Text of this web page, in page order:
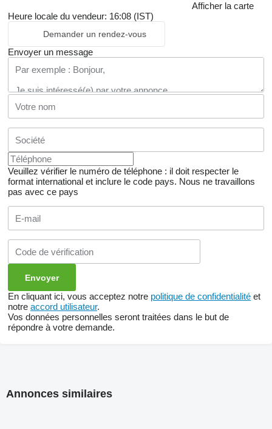
Afficher la carte
Heure locale du vendeur: 16:08 (IST)
Demander un rendez-vous
Envoyer un message
Veuillez vérifier le numéro de téléphone : il doit respecter le
format international et inclure le code pays. Nous ne travaillons
pas avec ce pays
En cliquant ici, vous acceptez notre politique de confidentialité et
notre accord utilisateur.
Vos données personnelles seront traitées dans le but de
répondre à votre demande.
Annonces similaires